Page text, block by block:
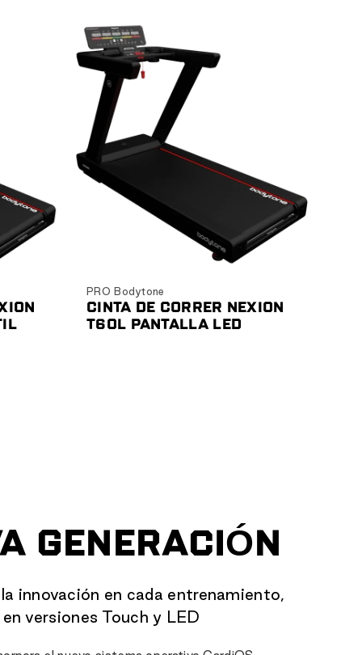
Ver producto
PRO Bodytone
CINTA DE CORRER NEXION
T60L PANTALLA LED
GENERACIÓN
innovación en cada entrenamiento,
versiones Touch y LED